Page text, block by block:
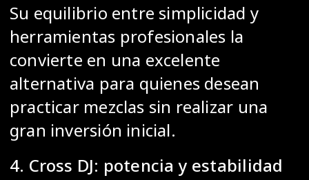
Su equilibrio entre simplicidad y
herramientas profesionales la
convierte en una excelente
alternativa para quienes desean
practicar mezclas sin realizar una
gran inversión inicial.
4. Cross DJ: potencia y estabilidad